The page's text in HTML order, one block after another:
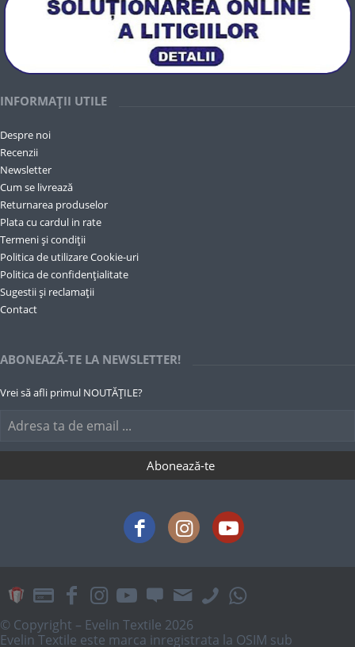
INFORMAȚII UTILE
Despre noi
Recenzii
Newsletter
Cum se livrează
Returnarea produselor
Plata cu cardul in rate
Termeni și condiții
Politica de utilizare Cookie-uri
Politica de confidențialitate
Sugestii și reclamații
Contact
ABONEAZĂ-TE LA NEWSLETTER!
Vrei să afli primul NOUTĂȚILE?
© Copyright – Evelin Textile 2026
Evelin Textile este marca inregistrata la OSIM sub